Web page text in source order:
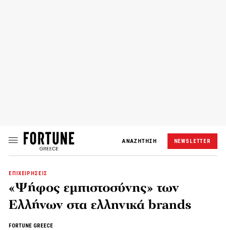
ΑΝΑΖΗΤΗΣΗ NEWSLETTER
ΕΠΙΧΕΙΡΗΣΕΙΣ
«Ψήφος εμπιστοσύνης» των
Ελλήνων στα ελληνικά brands
FORTUNE GREECE